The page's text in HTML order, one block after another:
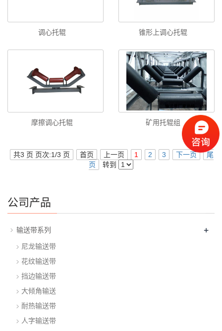
调心托辊 锥形上调心托辊
摩擦调心托辊 矿用托辊组
共3 页 页次:1/3 页 首页 上一页 1 2 3 下一页
尾
页
转到
公司产品
输送带系列 +
尼龙输送带
花纹输送带
挡边输送带
大倾角输送
耐热输送带
人字输送带